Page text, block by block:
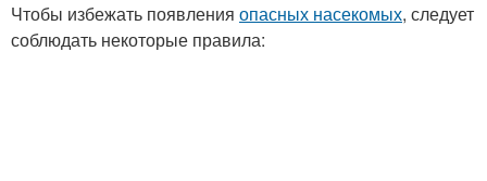
Чтобы избежать появления опасных насекомых, следует
соблюдать некоторые правила: